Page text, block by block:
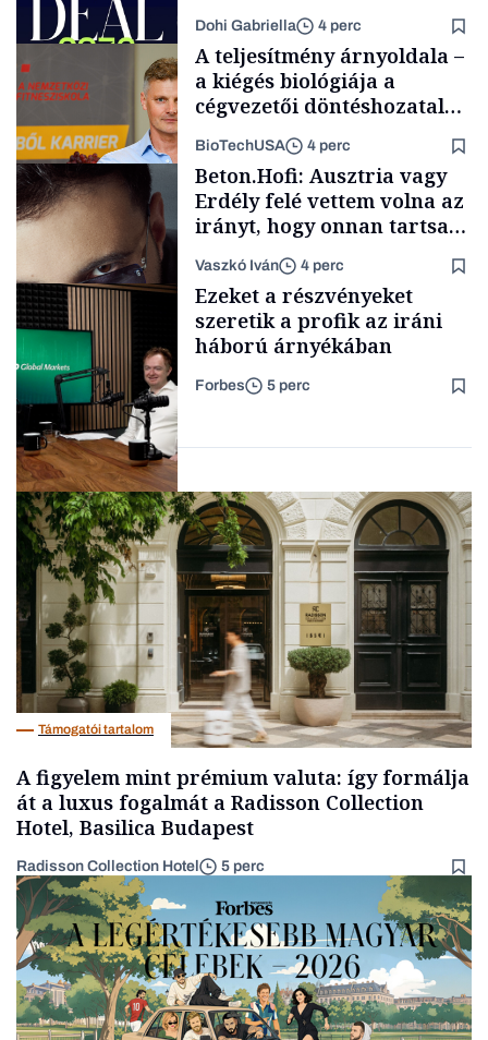
Podcast
értéktelített jobboldali
médiáról nem volt szó
Dohi Gabriella 4 perc
Content Lab HUB
A teljesítmény árnyoldala –
a kiégés biológiája a
cégvezetői döntéshozatal
BioTechUSA 4 perc
Forbes-sztori
Beton.Hofi: Ausztria vagy
Erdély felé vettem volna az
irányt, hogy onnan tartsam
zenét
Vaszkó Iván 4 perc
Befektetés
Ezeket a részvényeket
szeretik a profik az iráni
háború árnyékában
Forbes 5 perc
Támogatói tartalom
A figyelem mint prémium valuta: így formálja
át a luxus fogalmát a Radisson Collection
Hotel, Basilica Budapest
Radisson Collection Hotel 5 perc